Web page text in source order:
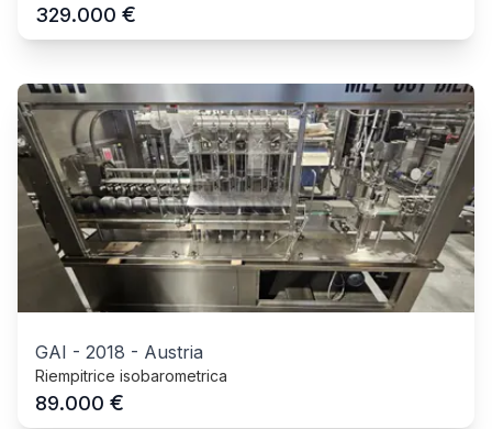
329.000 €
GAI - 2018 - Austria
Riempitrice isobarometrica
89.000 €